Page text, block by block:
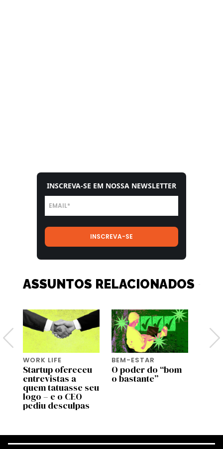
INSCREVA-SE EM NOSSA NEWSLETTER
ASSUNTOS RELACIONADOS
WORK LIFE
Startup ofereceu
entrevistas a
quem tatuasse seu
logo – e o CEO
pediu desculpas
BEM-ESTAR
O poder do “bom
o bastante”